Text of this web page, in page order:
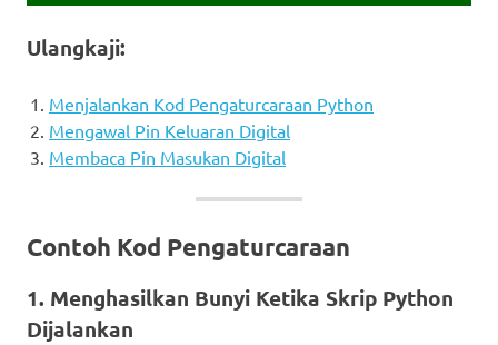
Ulangkaji:
Menjalankan Kod Pengaturcaraan Python
Mengawal Pin Keluaran Digital
Membaca Pin Masukan Digital
Contoh Kod Pengaturcaraan
1. Menghasilkan Bunyi Ketika Skrip Python
Dijalankan